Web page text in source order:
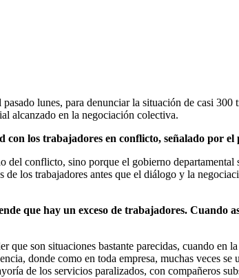
lunes, para denunciar la situación de casi 300
alcanzado en la negociación colectiva.
los trabajadores en conflicto, señalado por
conflicto, sino porque el gobierno
los trabajadores antes que el diálogo y la
que hay un exceso de trabajadores. Cuando
son situaciones bastante parecidas, cuando en
donde como en toda empresa, muchas veces
de los servicios paralizados, con compañeros